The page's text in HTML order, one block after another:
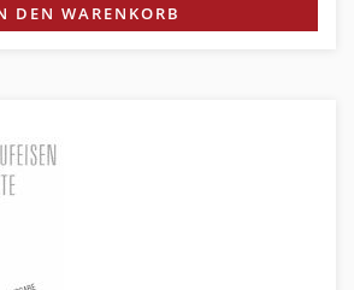
DEN WARENKORB